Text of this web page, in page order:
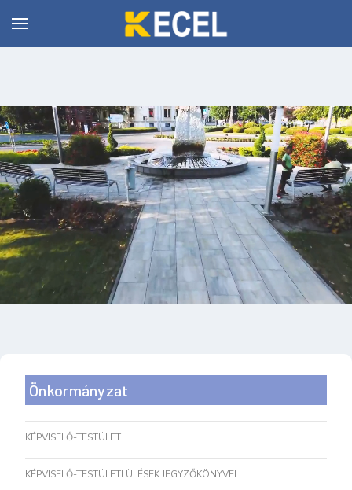
Önkormányzat
KÉPVISELŐ-TESTÜLET
KÉPVISELŐ-TESTÜLETI ÜLÉSEK JEGYZŐKÖNYVEI